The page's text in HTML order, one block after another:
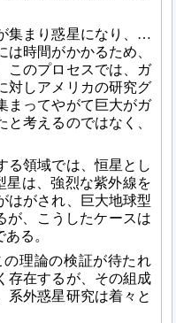
集まり惑星になり、…
時間がかかるため、
このプロセスでは、ガ
対しアメリカの研究グ
まってやがて巨大がガ
考えるのではなく、
る領域では、恒星とし
星は、強烈な紫外線を
はがされ、巨大地球型
が、こうしたケースは
る。
理論の検証が待たれ
存在するが、その組成
系外惑星研究は着々と